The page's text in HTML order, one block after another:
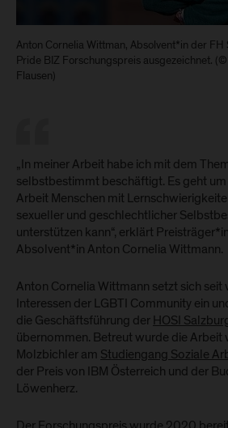
Anton Cornelia Wittman, Absolvent*in der
Pride BIZ Forschungspreis ausgezeichnet.
Flausen)
„In meiner Arbeit habe ich mit dem
selbstbestimmt beschäftigt. Es geht
Arbeit Menschen mit
sexueller und geschlechtlicher
unterstützen kann“, erklärt
Absolvent*in Anton Cornelia Wittmann.
Anton Cornelia Wittmann setzt sich seit
Interessen der LGBTI Community ein
die Geschäftsführung der HOSI
übernommen. Betreut wurde die Arbeit
Molzbichler am Studiengang Soziale
der Preis von IBM Österreich und der
Löwenherz.